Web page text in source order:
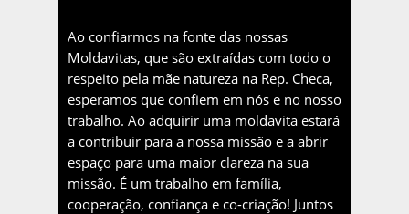
Ao confiarmos na fonte das nossas
Moldavitas, que são extraídas com todo o
respeito pela mãe natureza na Rep. Checa,
esperamos que confiem em nós e no nosso
trabalho. Ao adquirir uma moldavita estará
a contribuir para a nossa missão e a abrir
espaço para uma maior clareza na sua
missão. É um trabalho em família,
cooperação, confiança e co-criação! Juntos